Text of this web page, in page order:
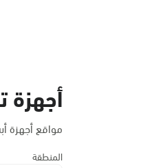
أجهزة
مواقع أجهزة
المنطقة